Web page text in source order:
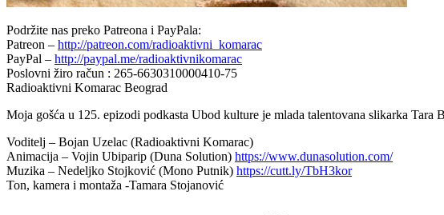
Podržite nas preko Patreona i PayPala:
Patreon – http://patreon.com/radioaktivni_komarac
PayPal – http://paypal.me/radioaktivnikomarac
Poslovni žiro račun : 265-6630310000410-75
Radioaktivni Komarac Beograd
Moja gošća u 125. epizodi podkasta Ubod kulture je mlada talentovana slikarka
Voditelj – Bojan Uzelac (Radioaktivni Komarac)
Animacija – Vojin Ubiparip (Duna Solution) https://www.dunasolution.com/
Muzika – Nedeljko Stojković (Mono Putnik) https://cutt.ly/TbH3kor
Ton, kamera i montaža -Tamara Stojanović